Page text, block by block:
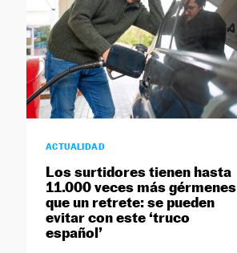
ACTUALIDAD
Los surtidores tienen hasta
11.000 veces más gérmenes
que un retrete: se pueden
evitar con este ‘truco
español’